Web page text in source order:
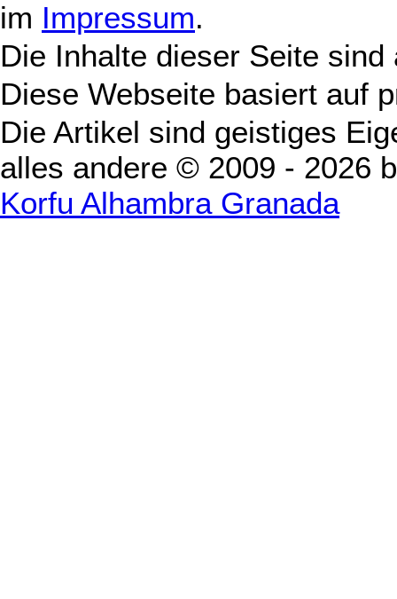
im Impressum.
Die Inhalte dieser Seite
Diese Webseite basiert auf
Die Artikel sind geistiges
alles andere © 2009 - 2026
Korfu Alhambra Granada